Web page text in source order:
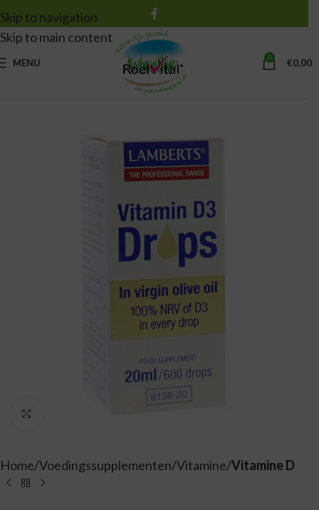
Skip to navigation
Skip to main content
MENU 0 €0,00
Home Voedingssupplementen Vitamine Vitamine D